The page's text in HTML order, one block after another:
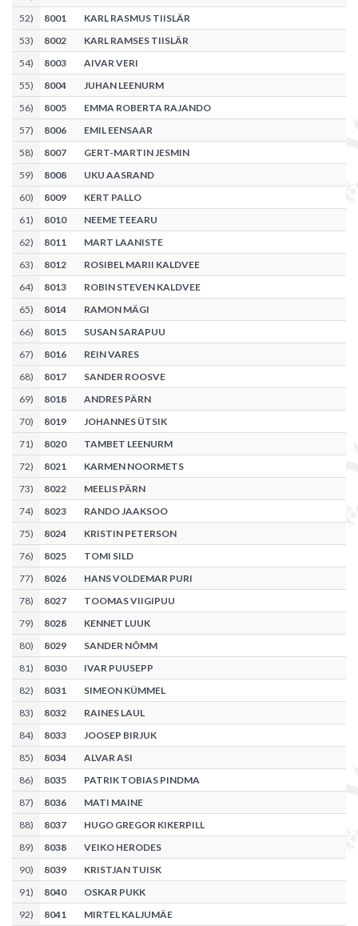
52) 8001
KARL RASMUS TIISLÄR
53) 8002
KARL RAMSES TIISLÄR
54) 8003
AIVAR VERI
55) 8004
JUHAN LEENURM
56) 8005
EMMA ROBERTA RAJANDO
57) 8006
EMIL EENSAAR
58) 8007
GERT-MARTIN JESMIN
59) 8008
UKU AASRAND
60) 8009
KERT PALLO
61) 8010
NEEME TEEARU
62) 8011
MART LAANISTE
63) 8012
ROSIBEL MARII KALDVEE
64) 8013
ROBIN STEVEN KALDVEE
65) 8014
RAMON MÄGI
66) 8015
SUSAN SARAPUU
67) 8016
REIN VARES
68) 8017
SANDER ROOSVE
69) 8018
ANDRES PÄRN
70) 8019
JOHANNES ÜTSIK
71) 8020
TAMBET LEENURM
72) 8021
KARMEN NOORMETS
73) 8022
MEELIS PÄRN
74) 8023
RANDO JAAKSOO
75) 8024
KRISTIN PETERSON
76) 8025
TOMI SILD
77) 8026
HANS VOLDEMAR PURI
78) 8027
TOOMAS VIIGIPUU
79) 8028
KENNET LUUK
80) 8029
SANDER NÕMM
81) 8030
IVAR PUUSEPP
82) 8031
SIMEON KÜMMEL
83) 8032
RAINES LAUL
84) 8033
JOOSEP BIRJUK
85) 8034
ALVAR ASI
86) 8035
PATRIK TOBIAS PINDMA
87) 8036
MATI MAINE
88) 8037
HUGO GREGOR KIKERPILL
89) 8038
VEIKO HERODES
90) 8039
KRISTJAN TUISK
91) 8040
OSKAR PUKK
92) 8041 MIRTEL KALJUMÄE